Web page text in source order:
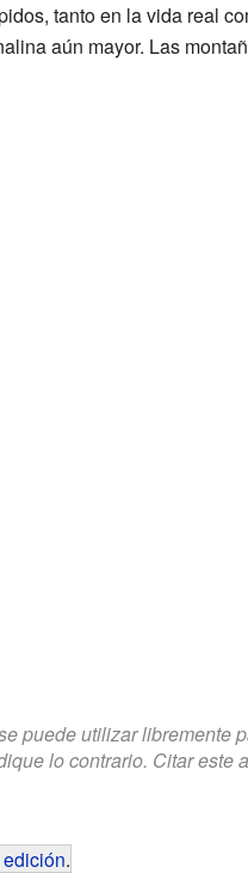
tanto en la vida real
aún mayor. Las
puede utilizar libremente
lo contrario. Citar este
.